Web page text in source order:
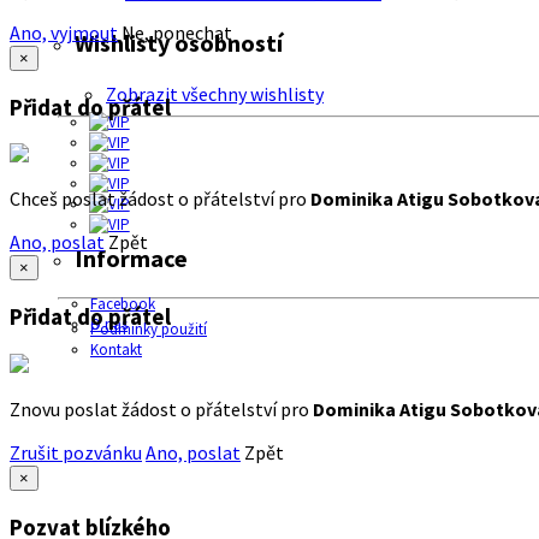
Wishlisty osobností
Zobrazit všechny wishlisty
Informace
Facebook
O nás
Podmínky použití
Kontakt
Ano, vyjmout Ne, ponechat
×
Přidat do přátel
Chceš poslat žádost o přátelství pro Dominika Atigu
Ano, poslat Zpět
×
Přidat do přátel
Znovu poslat žádost o přátelství pro Dominika Atigu
Zrušit pozvánku Ano, poslat Zpět
×
Pozvat blízkého